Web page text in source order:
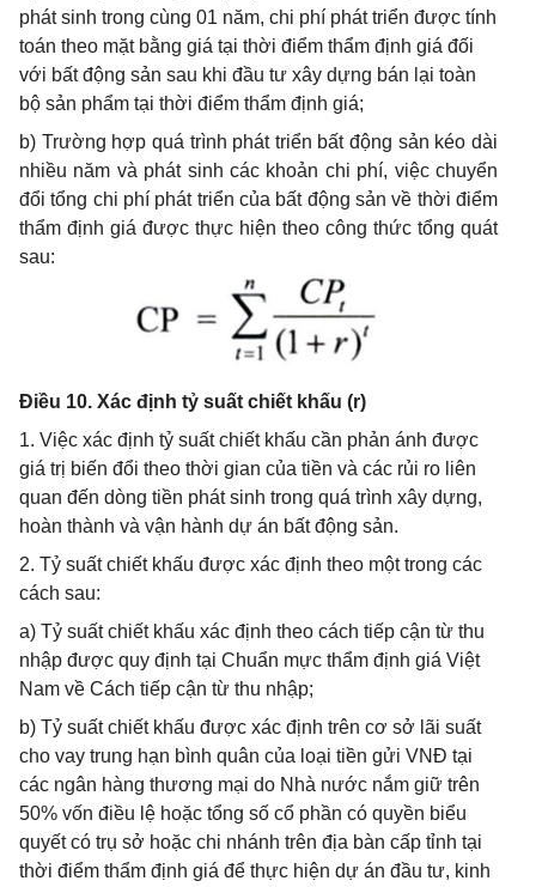
phát sinh trong cùng 01 năm, chi phí phát triển được tính
toán theo mặt bằng giá tại thời điểm thẩm định giá đối
với bất động sản sau khi đầu tư xây dựng bán lại toàn
bộ sản phẩm tại thời điểm thẩm định giá;
b) Trường hợp quá trình phát triển bất động sản kéo dài
nhiều năm và phát sinh các khoản chi phí, việc chuyển
đổi tổng chi phí phát triển của bất động sản về thời điểm
thẩm định giá được thực hiện theo công thức tổng quát
sau:
Điều 10. Xác định tỷ suất chiết khấu (r)
1. Việc xác định tỷ suất chiết khấu cần phản ánh được
giá trị biến đổi theo thời gian của tiền và các rủi ro liên
quan đến dòng tiền phát sinh trong quá trình xây dựng,
hoàn thành và vận hành dự án bất động sản.
2. Tỷ suất chiết khấu được xác định theo một trong các
cách sau:
a) Tỷ suất chiết khấu xác định theo cách tiếp cận từ thu
nhập được quy định tại Chuẩn mực thẩm định giá Việt
Nam về Cách tiếp cận từ thu nhập;
b) Tỷ suất chiết khấu được xác định trên cơ sở lãi suất
cho vay trung hạn bình quân của loại tiền gửi VNĐ tại
các ngân hàng thương mại do Nhà nước nắm giữ trên
50% vốn điều lệ hoặc tổng số cổ phần có quyền biểu
quyết có trụ sở hoặc chi nhánh trên địa bàn cấp tỉnh tại
thời điểm thẩm định giá để thực hiện dự án đầu tư, kinh